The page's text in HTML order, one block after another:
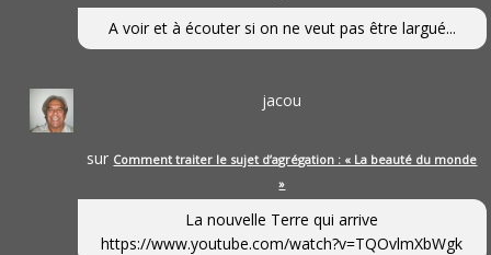
A voir et à écouter si on ne veut pas être largué...
jacou
sur Comment traiter le sujet d’agrégation : « La beauté du monde
»
La nouvelle Terre qui arrive
https://www.youtube.com/watch?v=TQOvlmXbWgk